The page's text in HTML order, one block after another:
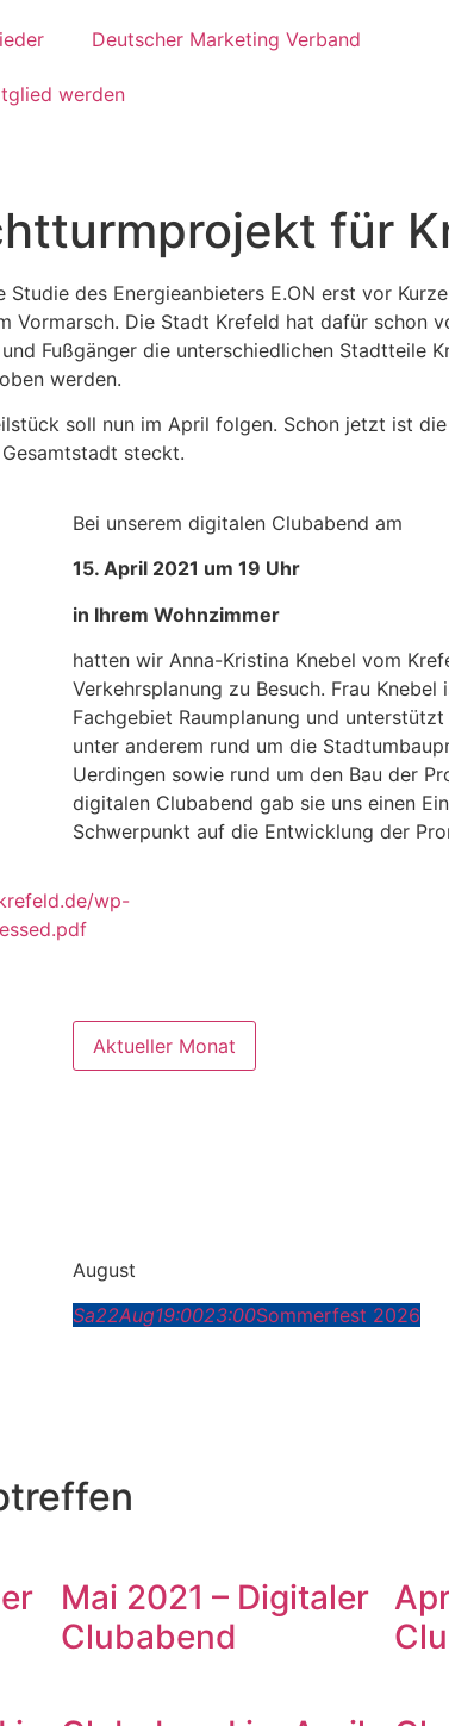
Deutscher Marketing Verband
werden
für
des Energieanbieters E.ON erst vor
Die Stadt Krefeld hat dafür schon
Fußgänger die unterschiedlichen Stadtteile
werden.
soll nun im April folgen. Schon jetzt ist
steckt.
Bei unserem digitalen Clubabend am
15. April 2021 um 19 Uhr
in Ihrem Wohnzimmer
hatten wir Anna-Kristina Knebel vom
Verkehrsplanung zu Besuch. Frau
Fachgebiet Raumplanung und
unter anderem rund um die
Uerdingen sowie rund um den Bau der
digitalen Clubabend gab sie uns einen
Schwerpunkt auf die Entwicklung der
wp-
Aktueller Monat
August
Sa22Aug19:0023:00Sommerfest 2026
Mai 2021 – Digitaler
Clubabend